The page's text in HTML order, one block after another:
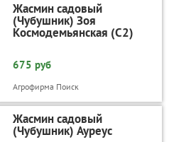
Жасмин садовый
(Чубушник) Зоя
Космодемьянская (С2)
675 руб
Агрофирма Поиск
Жасмин садовый
(Чубушник) Ауреус